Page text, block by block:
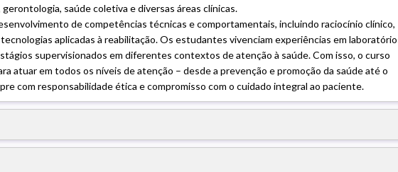
saúde coletiva e diversas áreas clínicas.
de competências técnicas e comportamentais, incluindo raciocínio clínico,
aplicadas à reabilitação. Os estudantes vivenciam experiências em
supervisionados em diferentes contextos de atenção à saúde. Com isso, o curso
atuar em todos os níveis de atenção – desde a prevenção e promoção da saúde até o
com responsabilidade ética e compromisso com o cuidado integral ao paciente.